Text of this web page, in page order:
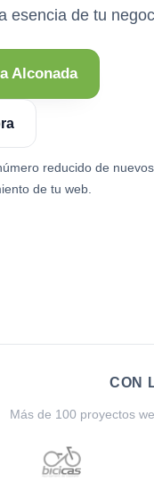
esencia de tu
Alconada
reducido de
de tu web.
CON
Más de 100 proyectos